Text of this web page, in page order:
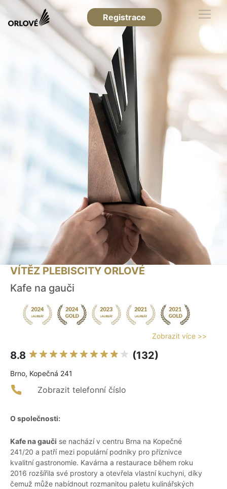
Registrace
VÍTĚZ PLEBISCITY ORLOVÉ
Kafe na gauči
Zobrazit více >>
8.8 (132)
Brno, Kopečná 241
Zobrazit telefonní číslo
O společnosti:
Kafe na gauči se nachází v centru Brna na Kopečné
241/20 a patří mezi populární podniky pro příznivce
kvalitní gastronomie. Kavárna a restaurace během roku
2016 rozšířila své prostory a otevřela vlastní kuchyni, díky
čemuž může nabídnout rozmanitou paletu kulinářských